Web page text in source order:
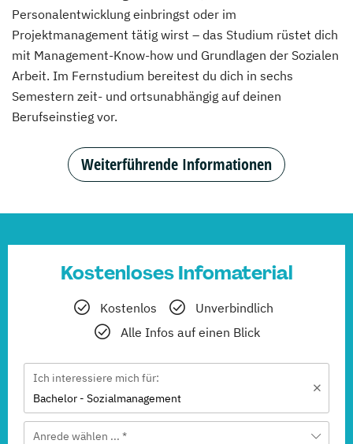
Personalentwicklung einbringst oder im
Projektmanagement tätig wirst – das Studium rüstet dich
mit Management-Know-how und Grundlagen der Sozialen
Arbeit. Im Fernstudium bereitest du dich in sechs
Semestern zeit- und ortsunabhängig auf deinen
Berufseinstieg vor.
Weiterführende Informationen
Kostenloses Infomaterial
Kostenlos
Unverbindlich
Alle Infos auf einen Blick
Ich interessiere mich für:
Bachelor - Sozialmanagement
Anrede wählen ... *